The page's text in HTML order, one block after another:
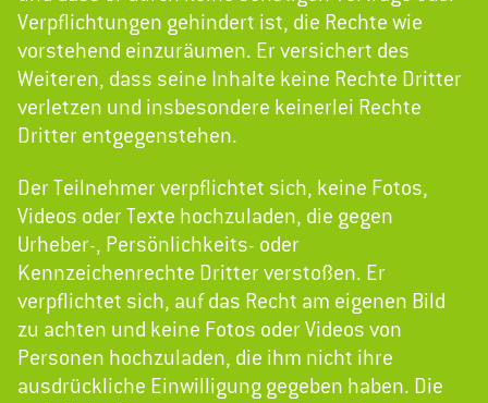
Verpflichtungen gehindert ist, die Rechte wie
vorstehend einzuräumen. Er versichert des
Weiteren, dass seine Inhalte keine Rechte Dritter
verletzen und insbesondere keinerlei Rechte
Dritter entgegenstehen.
Der Teilnehmer verpflichtet sich, keine Fotos,
Videos oder Texte hochzuladen, die gegen
Urheber-, Persönlichkeits- oder
Kennzeichenrechte Dritter verstoßen. Er
verpflichtet sich, auf das Recht am eigenen Bild
zu achten und keine Fotos oder Videos von
Personen hochzuladen, die ihm nicht ihre
ausdrückliche Einwilligung gegeben haben. Die